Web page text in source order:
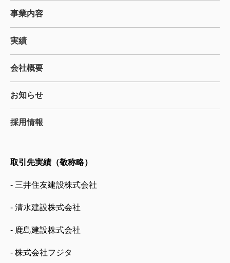
事業内容
実績
会社概要
お知らせ
採用情報
取引先実績（敬称略）
- 三井住友建設株式会社
- 清水建設株式会社
- 鹿島建設株式会社
- 株式会社フジタ